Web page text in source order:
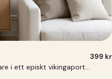
Förvandla dig till en nordisk krigare i ett episkt vikingaporträtt.
399 kr